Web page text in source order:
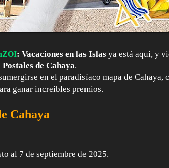
: Vacaciones en las Islas ya está aquí, y
Postales de Cahaya.
en el paradisíaco mapa de Cahaya,
ganar increíbles premios.
Cahaya
al 7 de septiembre de 2025.